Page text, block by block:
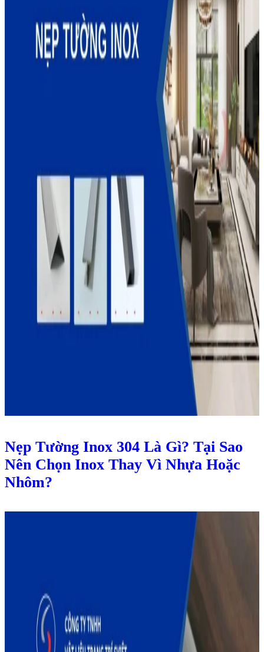
Nẹp Tường Inox 304 Là Gì? Tại Sao
Nên Chọn Inox Thay Vì Nhựa Hoặc
Nhôm?